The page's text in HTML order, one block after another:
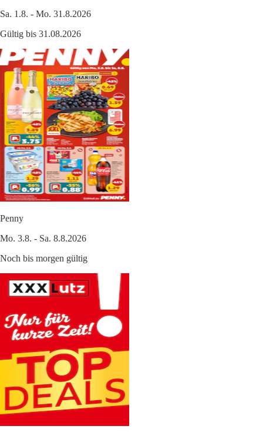
Sa. 1.8. - Mo. 31.8.2026
Gültig bis 31.08.2026
Penny
Mo. 3.8. - Sa. 8.8.2026
Noch bis morgen gültig